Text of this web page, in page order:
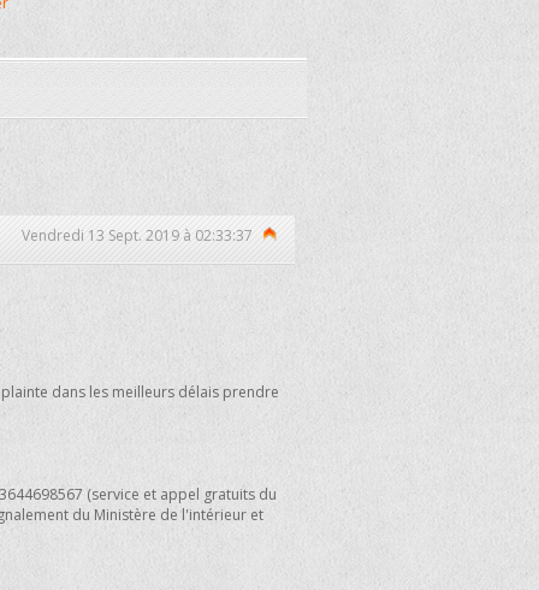
Vendredi 13 Sept. 2019 à 02:33:37
dans les meilleurs délais prendre
(service et appel gratuits du
du Ministère de l'intérieur et